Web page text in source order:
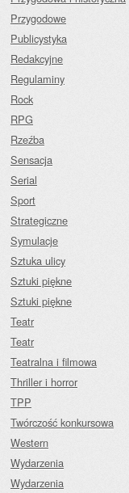
Przygodowe
Publicystyka
Redakcyjne
Regulaminy
Rock
RPG
Rzeźba
Sensacja
Serial
Sport
Strategiczne
Symulacje
Sztuka ulicy
Sztuki piękne
Sztuki piękne
Teatr
Teatr
Teatralna i filmowa
Thriller i horror
TPP
Twórczość konkursowa
Western
Wydarzenia
Wydarzenia